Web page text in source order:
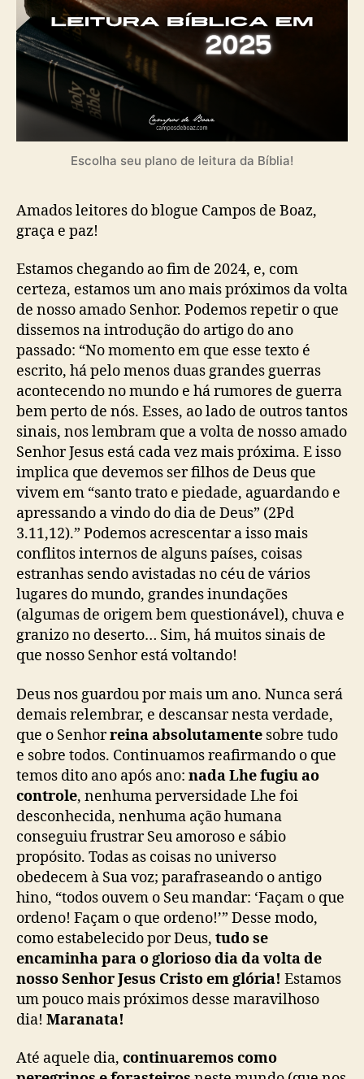
Escolha seu plano de leitura da Bíblia!
Amados leitores do blogue Campos de Boaz,
graça e paz!
Estamos chegando ao fim de 2024, e, com
certeza, estamos um ano mais próximos da volta
de nosso amado Senhor. Podemos repetir o que
dissemos na introdução do artigo do ano
passado: “No momento em que esse texto é
escrito, há pelo menos duas grandes guerras
acontecendo no mundo e há rumores de guerra
bem perto de nós. Esses, ao lado de outros tantos
sinais, nos lembram que a volta de nosso amado
Senhor Jesus está cada vez mais próxima. E isso
implica que devemos ser filhos de Deus que
vivem em “santo trato e piedade, aguardando e
apressando a vindo do dia de Deus” (2Pd
3.11,12).” Podemos acrescentar a isso mais
conflitos internos de alguns países, coisas
estranhas sendo avistadas no céu de vários
lugares do mundo, grandes inundações
(algumas de origem bem questionável), chuva e
granizo no deserto… Sim, há muitos sinais de
que nosso Senhor está voltando!
Deus nos guardou por mais um ano. Nunca será
demais relembrar, e descansar nesta verdade,
que o Senhorreina absolutamente sobre tudo
e sobre todos. Continuamos reafirmando o que
temos dito ano após ano: nada Lhe fugiu ao
controle, nenhuma perversidade Lhe foi
desconhecida, nenhuma ação humana
conseguiu frustrar Seu amoroso e sábio
propósito. Todas as coisas no universo
obedecem à Sua voz; parafraseando o antigo
hino, “todos ouvem o Seu mandar: ‘Façam o que
ordeno! Façam o que ordeno!’” Desse modo,
como estabelecido por Deus, tudo se
encaminha para o glorioso dia da volta de
nosso Senhor Jesus Cristo em glória! Estamos
um pouco mais próximos desse maravilhoso
dia! Maranata!
Até aquele dia, continuaremos como